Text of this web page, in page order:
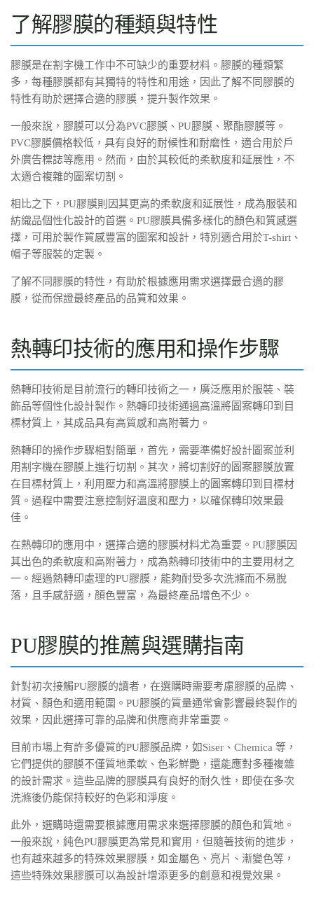
了解膠膜的種類與特性
膠膜是在割字機工作中不可缺少的重要材料。膠膜的種類繁
多，每種膠膜都有其獨特的特性和用途，因此了解不同膠膜的
特性有助於選擇合適的膠膜，提升製作效果。
一般來說，膠膜可以分為PVC膠膜、PU膠膜、聚酯膠膜等。
PVC膠膜價格較低，具有良好的耐候性和耐磨性，適合用於戶
外廣告標誌等應用。然而，由於其較低的柔軟度和延展性，不
太適合複雜的圖案切割。
相比之下，PU膠膜則因其更高的柔軟度和延展性，成為服裝和
紡織品個性化設計的首選。PU膠膜具備多樣化的顏色和質感選
擇，可用於製作質感豐富的圖案和設計，特別適合用於T-shirt、
帽子等服裝的定製。
了解不同膠膜的特性，有助於根據應用需求選擇最合適的膠
膜，從而保證最終產品的品質和效果。
熱轉印技術的應用和操作步驟
熱轉印技術是目前流行的轉印技術之一，廣泛應用於服裝、裝
飾品等個性化設計製作。熱轉印技術通過高溫將圖案轉印到目
標材質上，其成品具有高質感和高附著力。
熱轉印的操作步驟相對簡單，首先，需要準備好設計圖案並利
用割字機在膠膜上進行切割。其次，將切割好的圖案膠膜放置
在目標材質上，利用壓力和高溫將膠膜上的圖案轉印到目標材
質。過程中需要注意控制好溫度和壓力，以確保轉印效果最
佳。
在熱轉印的應用中，選擇合適的膠膜材料尤為重要。PU膠膜因
其出色的柔軟度和高附著力，成為熱轉印技術中的主要用材之
一。經過熱轉印處理的PU膠膜，能夠耐受多次洗滌而不易脫
落，且手感舒適，顏色豐富，為最終產品增色不少。
PU膠膜的推薦與選購指南
針對初次接觸PU膠膜的讀者，在選購時需要考慮膠膜的品牌、
材質、顏色和適用範圍。PU膠膜的質量通常會影響最終製作的
效果，因此選擇可靠的品牌和供應商非常重要。
目前市場上有許多優質的PU膠膜品牌，如Siser、Chemica 等，
它們提供的膠膜不僅質地柔軟、色彩鮮艷，還能應對多種複雜
的設計需求。這些品牌的膠膜具有良好的耐久性，即使在多次
洗滌後仍能保持較好的色彩和淨度。
此外，選購時還需要根據應用需求來選擇膠膜的顏色和質地。
一般來說，純色PU膠膜更為常見和實用，但隨著技術的進步，
也有越來越多的特殊效果膠膜，如金屬色、亮片、漸變色等，
這些特殊效果膠膜可以為設計增添更多的創意和視覺效果。